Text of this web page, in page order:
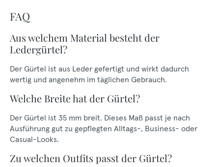
FAQ
Aus welchem Material besteht der
Ledergürtel?
Der Gürtel ist aus Leder gefertigt und wirkt dadurch
wertig und angenehm im täglichen Gebrauch.
Welche Breite hat der Gürtel?
Der Gürtel ist 35 mm breit. Dieses Maß passt je nach
Ausführung gut zu gepflegten Alltags-, Business- oder
Casual-Looks.
Zu welchen Outfits passt der Gürtel?